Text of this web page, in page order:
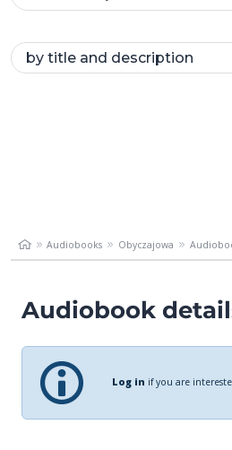
Audiobooks Obyczajowa
Audiobook
Log in if you are